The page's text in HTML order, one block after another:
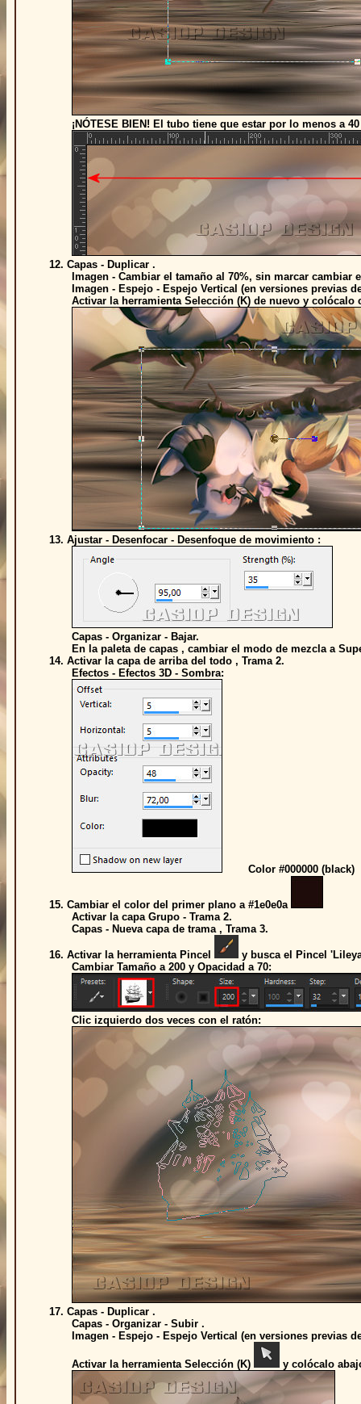
¡NÓTESE BIEN! El tubo tiene que estar por lo menos a
12. Capas - Duplicar .
Imagen - Cambiar el tamaño al 70%, sin marcar cambiar
Imagen - Espejo - Espejo Vertical (en versiones previas
Activar la herramienta Selección (K) de nuevo y colócalo
13. Ajustar - Desenfocar - Desenfoque de movimiento :
Capas - Organizar - Bajar.
En la paleta de capas , cambiar el modo de mezcla a
14. Activar la capa de arriba del todo , Trama 2.
Efectos - Efectos 3D - Sombra:
Color #000000 (black)
15. Cambiar el color del primer plano a #1e0e0a
Activar la capa Grupo - Trama 2.
Capas - Nueva capa de trama , Trama 3.
16. Activar la herramienta Pincel
y busca el Pincel
Cambiar Tamaño a 200 y Opacidad a 70:
Clic izquierdo dos veces con el ratón:
17. Capas - Duplicar .
Capas - Organizar - Subir .
Imagen - Espejo - Espejo Vertical (en versiones previas
Activar la herramienta Selección (K) y colócalo